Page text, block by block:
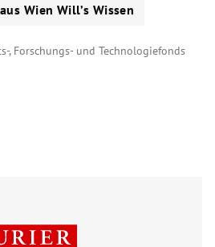
Wien Will’s Wissen
, Forschungs- und Technologiefonds